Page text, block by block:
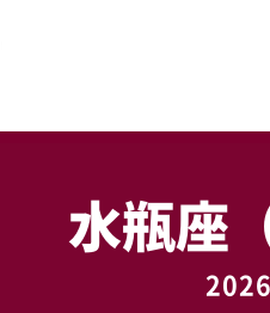
水瓶座